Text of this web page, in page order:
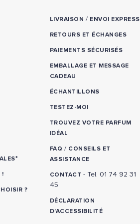
*
!
?
LIVRAISON / ENVOI EXPRESS
RETOURS ET ÉCHANGES
PAIEMENTS SÉCURISÉS
EMBALLAGE ET MESSAGE
CADEAU
ÉCHANTILLONS
TESTEZ-MOI
TROUVEZ VOTRE PARFUM
IDÉAL
FAQ / CONSEILS ET
ASSISTANCE
CONTACT - Tel. 01 74 92 31
45
DÉCLARATION
D'ACCESSIBILITÉ